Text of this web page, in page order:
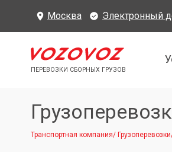
Москва Электронный
ПЕРЕВОЗКИ СБОРНЫХ ГРУЗОВ
Транспортная компания/ Грузоперевозки